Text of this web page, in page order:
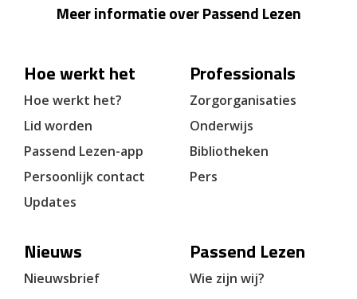
Meer informatie over Passend Lezen
Hoe werkt het
Hoe werkt het?
Lid worden
Passend Lezen-app
Persoonlijk contact
Updates
Professionals
Zorgorganisaties
Onderwijs
Bibliotheken
Pers
Nieuws
Nieuwsbrief
Passend Lezen
Wie zijn wij?